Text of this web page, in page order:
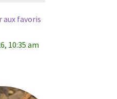
aux favoris
10:35 am